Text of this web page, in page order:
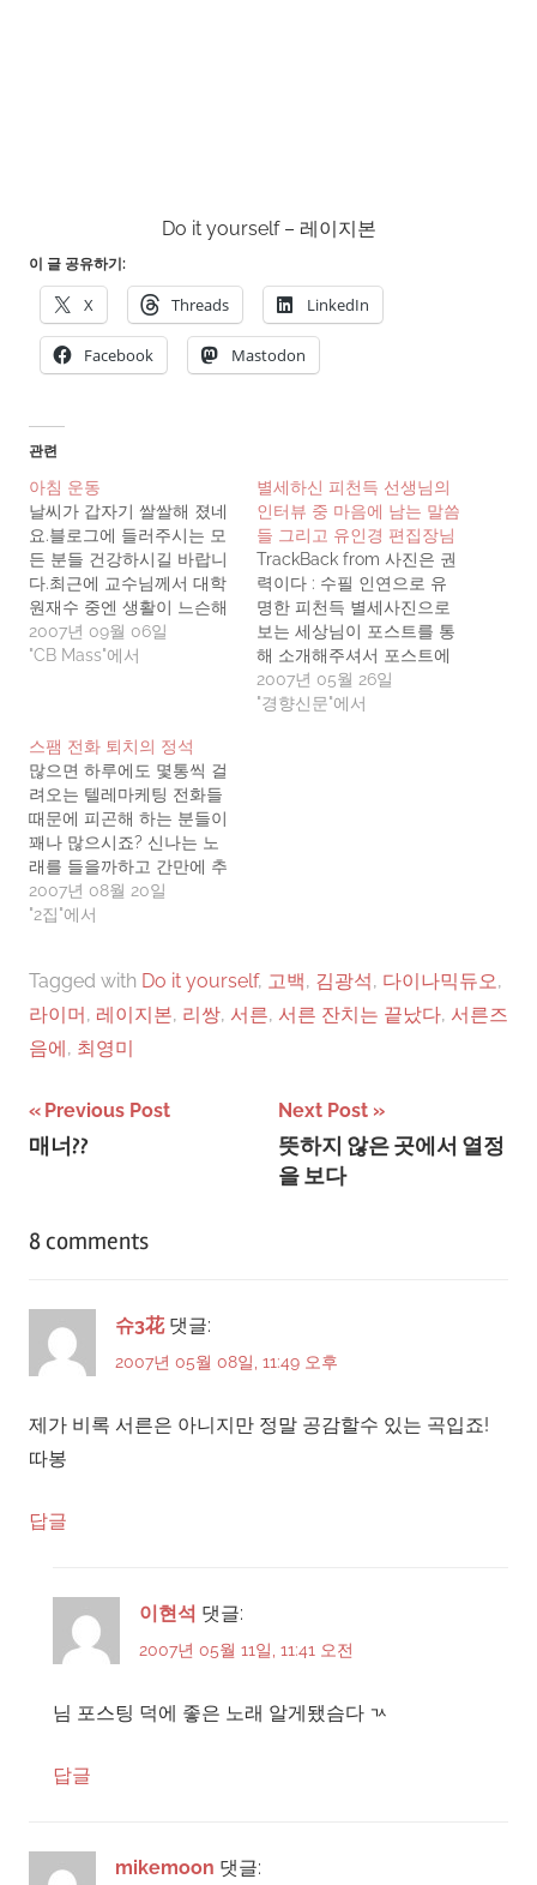
Do it yourself – 레이지본
이 글 공유하기:
X Threads LinkedIn
Facebook Mastodon
관련
아침 운동
날씨가 갑자기 쌀쌀해 졌네
요.블로그에 들러주시는 모
든 분들 건강하시길 바랍니
다.최근에 교수님께서 대학
원재수 중엔 생활이 느슨해
져서 건강을 잃기 쉽다고 챙
겨주신것도 있고, 슬슬 짝짓
럽에 등록했습니다. 과감히
3개월!! ^^거의 밤에 집에가
는 길에 들러서 살짝 들었다
놨다 몇번 해주고 들어가는
식으로 하다가 오늘은 처음
으로 아침에…
2007년 09월 06일
"CB Mass"에서
별세하신 피천득 선생님의
인터뷰 중 마음에 남는 말씀
들 그리고 유인경 편집장님
TrackBack from 사진은 권
력이다 : 수필 인연으로 유
명한 피천득 별세사진으로
보는 세상님이 포스트를 통
해 소개해주셔서 포스트에
링크를 통해 소개해주신 [유
인경이 만난 사람] "추억이
2007년 05월 26일
"경향신문"에서
스팸 전화 퇴치의 정석
많으면 하루에도 몇통씩 걸
려오는 텔레마케팅 전화들
때문에 피곤해 하는 분들이
꽤나 많으시죠? 신나는 노
래를 들을까하고 간만에 추
억의 명반! CB Mass 2집에
수록된, 친구들과 한참 낄낄
다시 들으니 아침 부터 너무
즐겁네요. 혼자만 즐거울 순
요~Gentleman Interlude -
2007년 08월 20일
"2집"에서
Tagged with Do it yourself, 고백, 김광석, 다이나믹듀오,
라이머 , 레이지본, 리쌍, 서른, 서른 잔치는 끝났다, 서른즈
음에 , 최영미
글
탐
Previous Post
매너??
Next Post
뜻하지 않은 곳에서 열정
을 보다
8 comments
슈3花 댓글:
2007년 05월 08일, 11:49 오후
제가 비록 서른은 아니지만 정말 공감할수 있는 곡입죠!
따봉
답글
이현석 댓글:
2007년 05월 11일, 11:41 오전
님 포스팅 덕에 좋은 노래 알게됐슴다 ㄳ
답글
mikemoon 댓글: